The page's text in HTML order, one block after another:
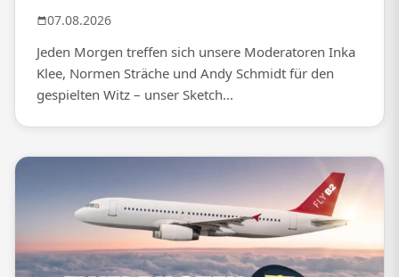
07.08.2026
Jeden Morgen treffen sich unsere Moderatoren Inka
Klee, Normen Sträche und Andy Schmidt für den
gespielten Witz – unser Sketch...